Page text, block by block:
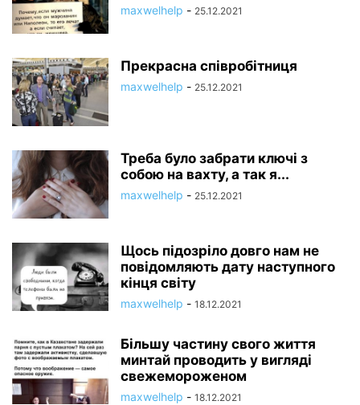
СООБЩЕСТВО ФОТОМИР СООБЩЕСТВО ЮМОР
ТАЙНЫ ЗНАКОВ ЗОДИАКА
maxwelhelp - 25.12.2021
Прекрасна співробітниця
maxwelhelp - 25.12.2021
Треба було забрати ключі з
собою на вахту, а так я...
maxwelhelp - 25.12.2021
Щось підозріло довго нам не
повідомляють дату наступного
кінця світу
maxwelhelp - 18.12.2021
Більшу частину свого життя
минтай проводить у вигляді
свежемороженом
maxwelhelp - 18.12.2021